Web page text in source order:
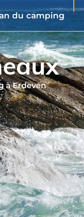
du camping
à Erdeven